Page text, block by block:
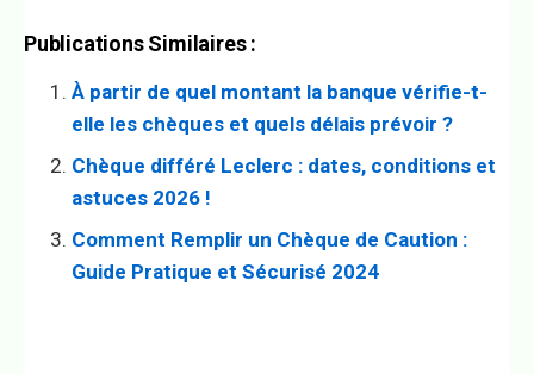
Publications Similaires :
À partir de quel montant la banque vérifie-t-
elle les chèques et quels délais prévoir ?
Chèque différé Leclerc : dates, conditions et
astuces 2026 !
Comment Remplir un Chèque de Caution :
Guide Pratique et Sécurisé 2024